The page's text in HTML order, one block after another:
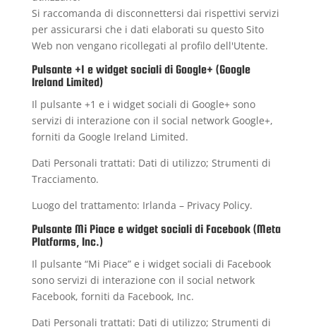
Si raccomanda di disconnettersi dai rispettivi servizi
per assicurarsi che i dati elaborati su questo Sito
Web non vengano ricollegati al profilo dell'Utente.
Pulsante +1 e widget sociali di Google+ (Google
Ireland Limited)
Il pulsante +1 e i widget sociali di Google+ sono
servizi di interazione con il social network Google+,
forniti da Google Ireland Limited.
Dati Personali trattati: Dati di utilizzo; Strumenti di
Tracciamento.
Luogo del trattamento: Irlanda – Privacy Policy.
Pulsante Mi Piace e widget sociali di Facebook (Meta
Platforms, Inc.)
Il pulsante “Mi Piace” e i widget sociali di Facebook
sono servizi di interazione con il social network
Facebook, forniti da Facebook, Inc.
Dati Personali trattati: Dati di utilizzo; Strumenti di